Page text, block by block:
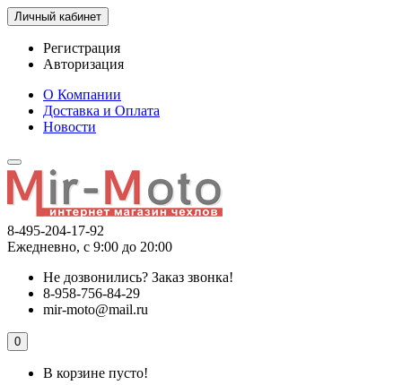
Личный кабинет
Регистрация
Авторизация
О Компании
Доставка и Оплата
Новости
8-495-204-17-92
Ежедневно, с 9:00 до 20:00
Не дозвонились? Заказ звонка!
8-958-756-84-29
mir-moto@mail.ru
0
В корзине пусто!